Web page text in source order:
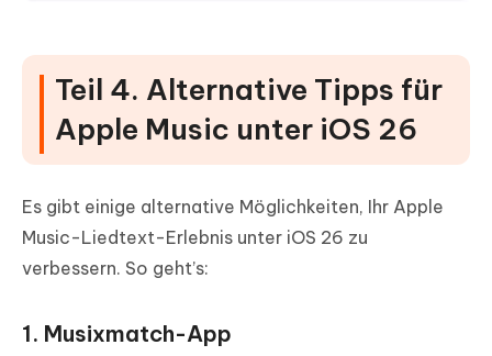
Teil 4. Alternative Tipps für
Apple Music unter iOS 26
Es gibt einige alternative Möglichkeiten, Ihr Apple
Music-Liedtext-Erlebnis unter iOS 26 zu
verbessern. So geht’s:
1. Musixmatch-App